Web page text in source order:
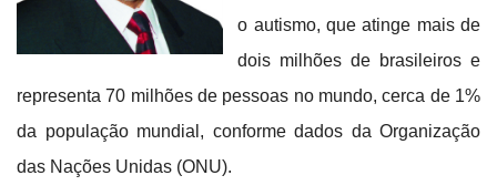
o autismo, que atinge mais de
dois milhões de brasileiros e
representa 70 milhões de pessoas no mundo, cerca de 1%
da população mundial, conforme dados da Organização
das Nações Unidas (ONU).